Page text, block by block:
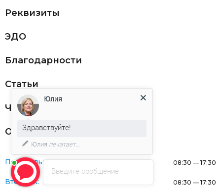
Реквизиты
ЭДО
Благодарности
Статьи
Частникам
Оферта
Понедельник: 08:30 — 17:30
Вторник: 08:30 — 17:30
Введите сообщение
Юлия
Здравствуйте!
Юлия печатает...